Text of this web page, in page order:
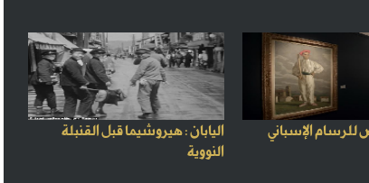
الإسباني
اليابان : هيروشيما قبل القنبلة
النووية